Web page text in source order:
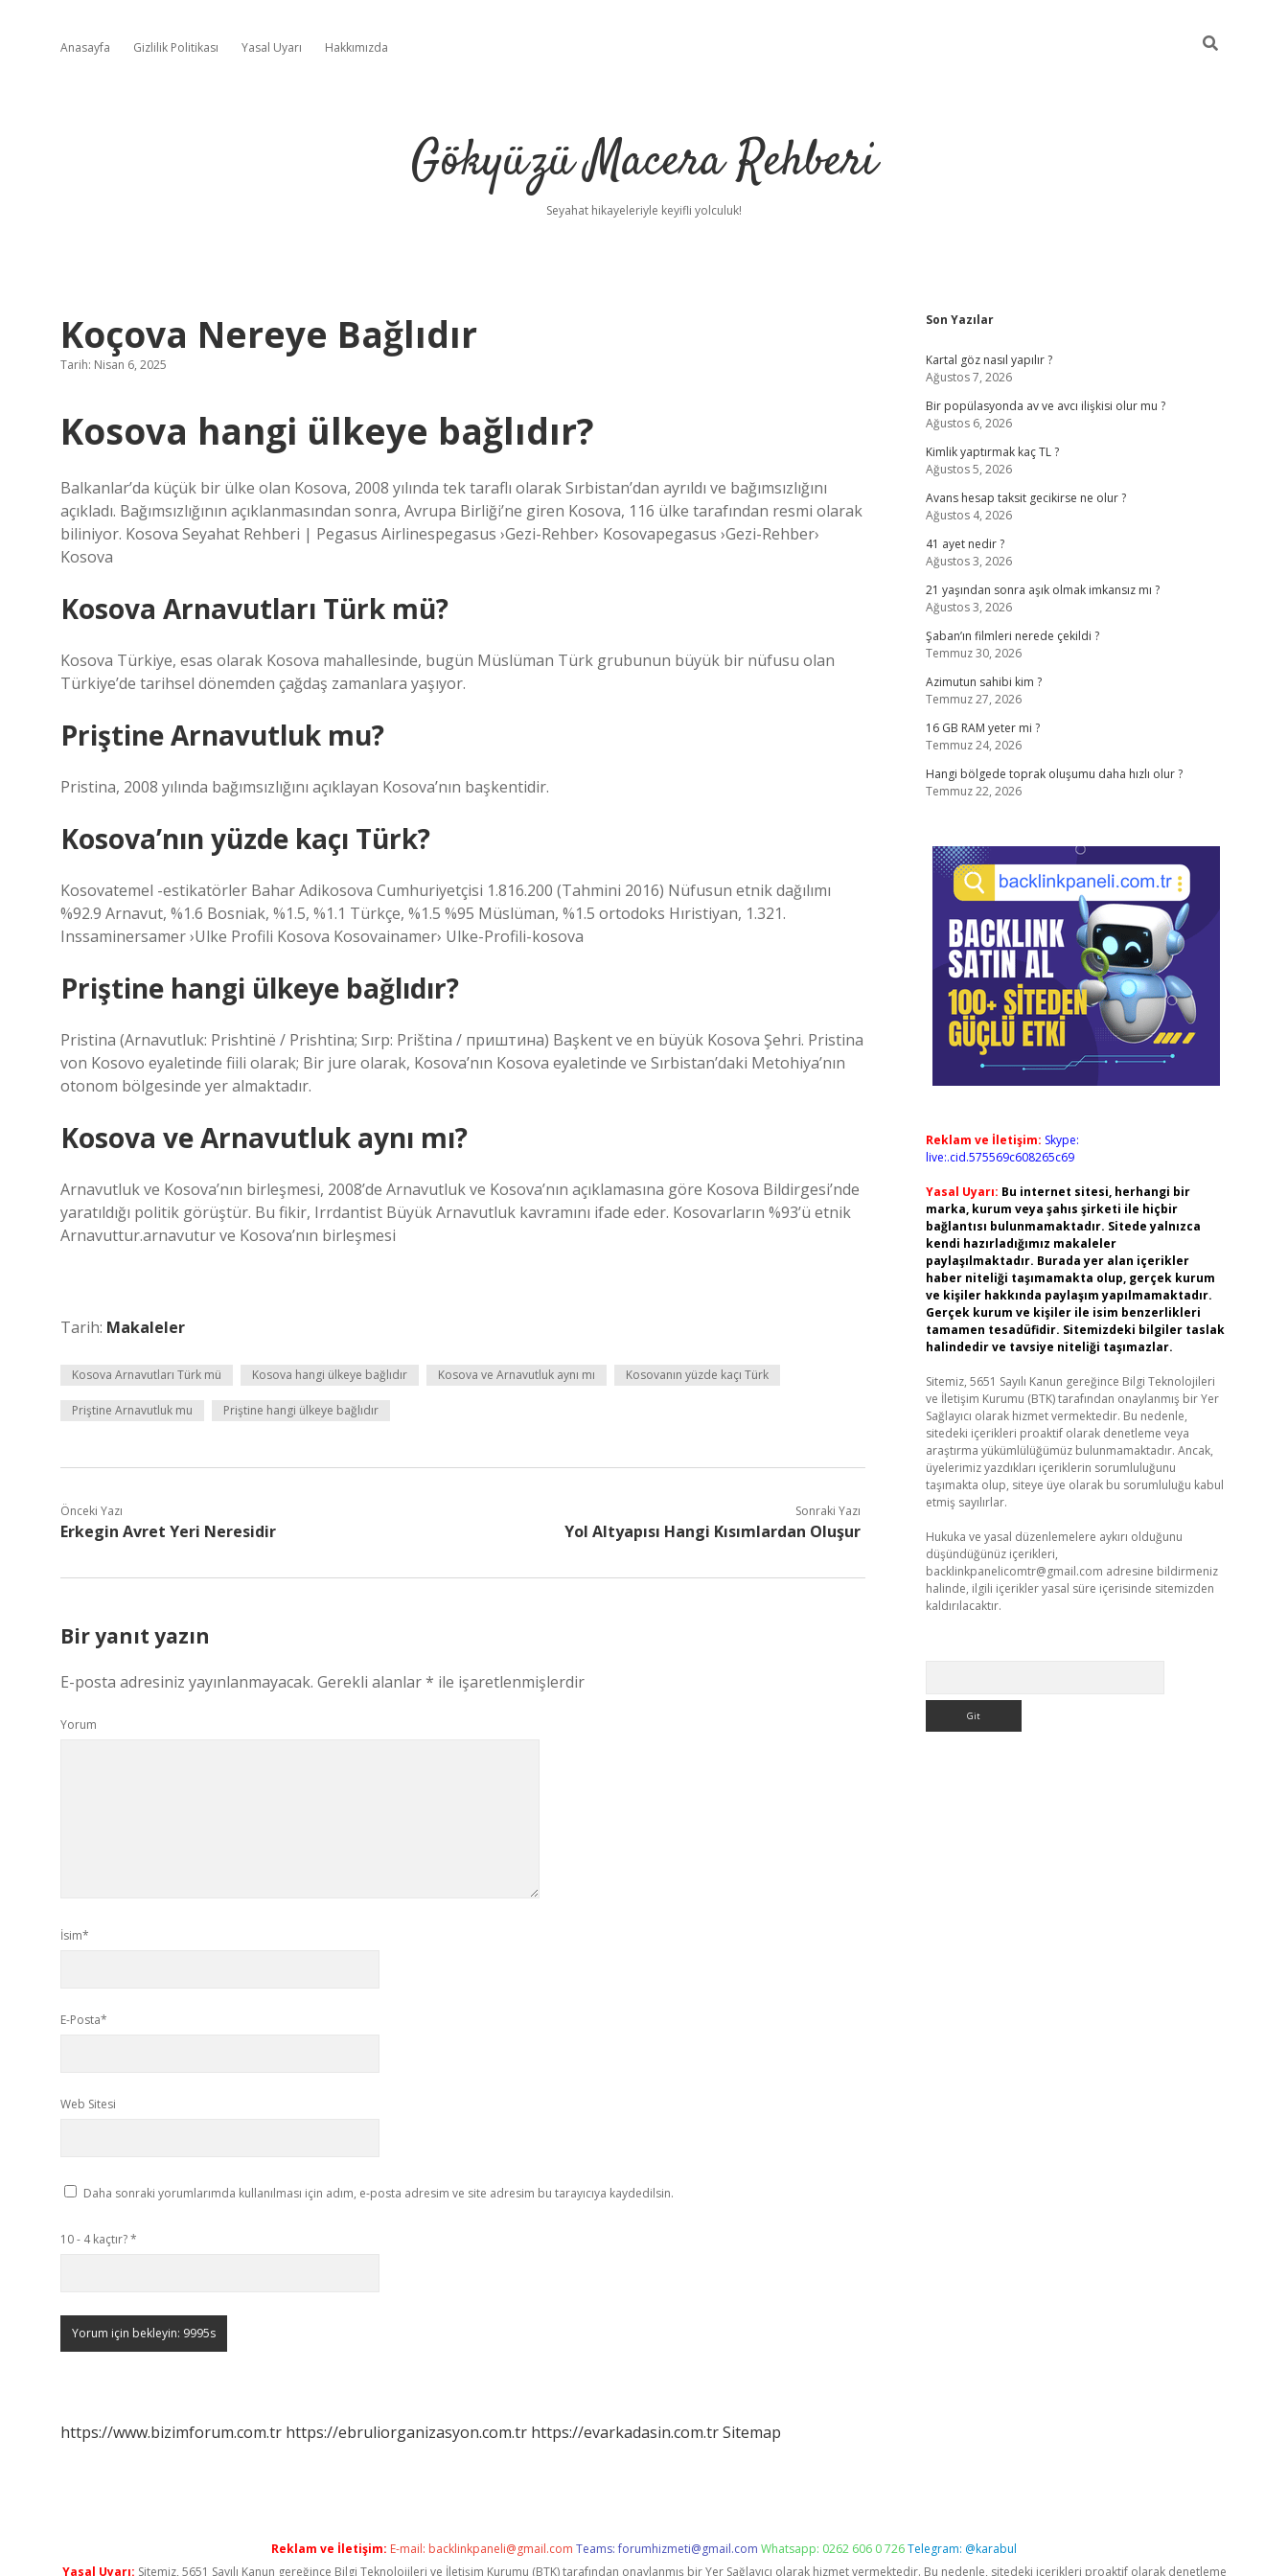
Anasayfa Gizlilik Politikası Yasal Uyarı Hakkımızda
Gökyüzü Macera Rehberi
Seyahat hikayeleriyle keyifli yolculuk!
Koçova Nereye Bağlıdır
Tarih: Nisan 6, 2025
Kosova hangi ülkeye bağlıdır?
Balkanlar’da küçük bir ülke olan Kosova, 2008 yılında tek taraflı olarak Sırbistan’dan ayrıldı ve bağımsızlığını
açıkladı. Bağımsızlığının açıklanmasından sonra, Avrupa Birliği’ne giren Kosova, 116 ülke tarafından resmi olarak
biliniyor. Kosova Seyahat Rehberi | Pegasus Airlinespegasus ›Gezi-Rehber› Kosovapegasus ›Gezi-Rehber›
Kosova
Kosova Arnavutları Türk mü?
Kosova Türkiye, esas olarak Kosova mahallesinde, bugün Müslüman Türk grubunun büyük bir nüfusu olan
Türkiye’de tarihsel dönemden çağdaş zamanlara yaşıyor.
Priştine Arnavutluk mu?
Pristina, 2008 yılında bağımsızlığını açıklayan Kosova’nın başkentidir.
Kosova’nın yüzde kaçı Türk?
Kosovatemel -estikatörler Bahar Adikosova Cumhuriyetçisi 1.816.200 (Tahmini 2016) Nüfusun etnik dağılımı
%92.9 Arnavut, %1.6 Bosniak, %1.5, %1.1 Türkçe, %1.5 %95 Müslüman, %1.5 ortodoks Hıristiyan, 1.321.
Inssaminersamer ›Ulke Profili Kosova Kosovainamer› Ulke-Profili-kosova
Priştine hangi ülkeye bağlıdır?
Pristina (Arnavutluk: Prishtinë / Prishtina; Sırp: Priština / приштина) Başkent ve en büyük Kosova Şehri. Pristina
von Kosovo eyaletinde fiili olarak; Bir jure olarak, Kosova’nın Kosova eyaletinde ve Sırbistan’daki Metohiya’nın
otonom bölgesinde yer almaktadır.
Kosova ve Arnavutluk aynı mı?
Arnavutluk ve Kosova’nın birleşmesi, 2008’de Arnavutluk ve Kosova’nın açıklamasına göre Kosova Bildirgesi’nde
yaratıldığı politik görüştür. Bu fikir, Irrdantist Büyük Arnavutluk kavramını ifade eder. Kosovarların %93’ü etnik
Arnavuttur.arnavutur ve Kosova’nın birleşmesi
Tarih: Makaleler
Kosova Arnavutları Türk mü Kosova hangi ülkeye bağlıdır Kosova ve Arnavutluk aynı mı Kosovanın yüzde kaçı Türk
Priştine Arnavutluk mu Priştine hangi ülkeye bağlıdır
Önceki Yazı
Erkegin Avret Yeri Neresidir
Sonraki Yazı
Yol Altyapısı Hangi Kısımlardan Oluşur
Bir yanıt yazın
E-posta adresiniz yayınlanmayacak. Gerekli alanlar* ile işaretlenmişlerdir
Yorum
İsim*
E-Posta*
Web Sitesi
Daha sonraki yorumlarımda kullanılması için adım, e-posta adresim ve site adresim bu tarayıcıya kaydedilsin.
10 - 4 kaçtır?*
https://www.bizimforum.com.tr https://ebruliorganizasyon.com.tr https://evarkadasin.com.trSitemap
Sidebar
Son Yazılar
Kartal göz nasıl yapılır ?
Ağustos 7, 2026
Bir popülasyonda av ve avcı ilişkisi olur mu ?
Ağustos 6, 2026
Kimlik yaptırmak kaç TL ?
Ağustos 5, 2026
Avans hesap taksit gecikirse ne olur ?
Ağustos 4, 2026
41 ayet nedir ?
Ağustos 3, 2026
21 yaşından sonra aşık olmak imkansız mı ?
Ağustos 3, 2026
Şaban’ın filmleri nerede çekildi ?
Temmuz 30, 2026
Azimutun sahibi kim ?
Temmuz 27, 2026
16 GB RAM yeter mi ?
Temmuz 24, 2026
Hangi bölgede toprak oluşumu daha hızlı olur ?
Temmuz 22, 2026
Reklam ve İletişim: Skype:
live:.cid.575569c608265c69
Yasal Uyarı: Bu internet sitesi, herhangi bir
marka, kurum veya şahıs şirketi ile hiçbir
bağlantısı bulunmamaktadır. Sitede yalnızca
kendi hazırladığımız makaleler
paylaşılmaktadır. Burada yer alan içerikler
haber niteliği taşımamakta olup, gerçek kurum
ve kişiler hakkında paylaşım yapılmamaktadır.
Gerçek kurum ve kişiler ile isim benzerlikleri
tamamen tesadüfidir. Sitemizdeki bilgiler taslak
halindedir ve tavsiye niteliği taşımazlar.
Sitemiz, 5651 Sayılı Kanun gereğince Bilgi Teknolojileri
ve İletişim Kurumu (BTK) tarafından onaylanmış bir Yer
Sağlayıcı olarak hizmet vermektedir. Bu nedenle,
sitedeki içerikleri proaktif olarak denetleme veya
araştırma yükümlülüğümüz bulunmamaktadır. Ancak,
üyelerimiz yazdıkları içeriklerin sorumluluğunu
taşımakta olup, siteye üye olarak bu sorumluluğu kabul
etmiş sayılırlar.
Hukuka ve yasal düzenlemelere aykırı olduğunu
düşündüğünüz içerikleri,
backlinkpanelicomtr@gmail.com adresine bildirmeniz
halinde, ilgili içerikler yasal süre içerisinde sitemizden
kaldırılacaktır.
Reklam ve İletişim: E-mail: backlinkpaneli@gmail.com Teams:forumhizmeti@gmail.com Whatsapp: 0262 606 0 726Telegram: @karabul
Yasal Uyarı: Sitemiz, 5651 Sayılı Kanun gereğince Bilgi Teknolojileri ve İletişim Kurumu (BTK) tarafından onaylanmış bir Yer Sağlayıcı olarak hizmet vermektedir. Bu nedenle, sitedeki içerikleri proaktif olarak denetleme